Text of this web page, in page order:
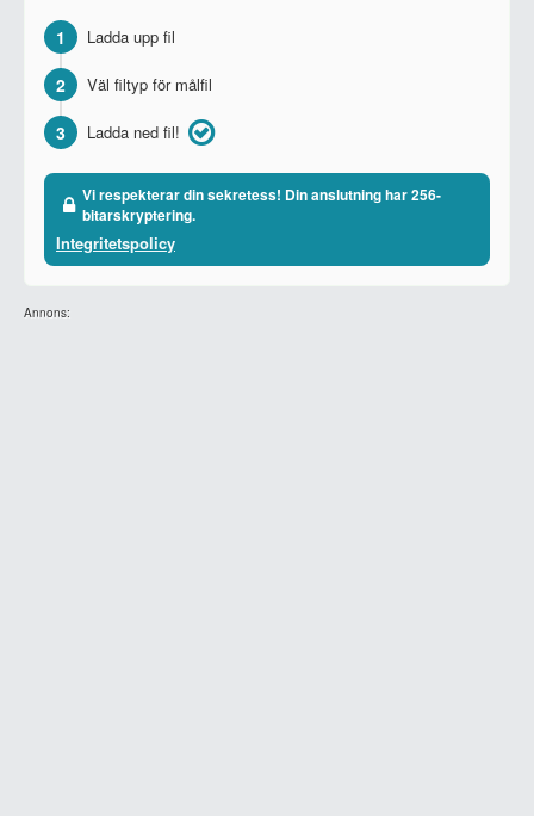
1 Ladda upp fil
2 Väl filtyp för målfil
3 Ladda ned fil!
Vi respekterar din sekretess! Din anslutning har 256-
bitarskryptering.
Integritetspolicy
Annons: